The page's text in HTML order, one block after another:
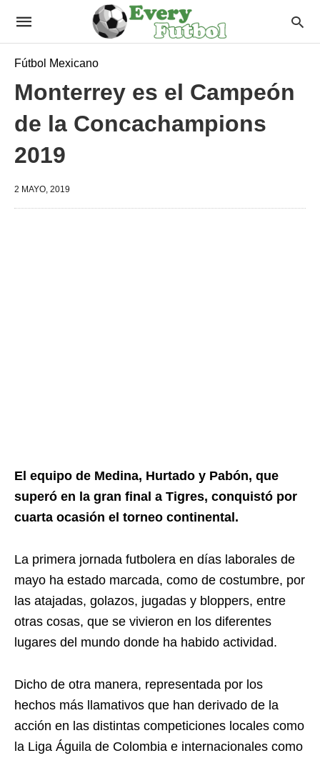
Fútbol Mexicano
Monterrey es el Campeón
de la Concachampions
2019
2 MAYO, 2019
El equipo de Medina, Hurtado y Pabón, que
superó en la gran final a Tigres, conquistó por
cuarta ocasión el torneo continental.
La primera jornada futbolera en días laborales de
mayo ha estado marcada, como de costumbre, por
las atajadas, golazos, jugadas y bloppers, entre
otras cosas, que se vivieron en los diferentes
lugares del mundo donde ha habido actividad.
Dicho de otra manera, representada por los
hechos más llamativos que han derivado de la
acción en las distintas competiciones locales como
la Liga Águila de Colombia e internacionales como